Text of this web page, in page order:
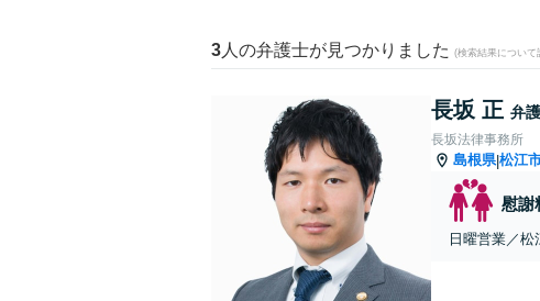
3 人の弁護士が見つかりました (検索結果について
長坂 正 弁
長坂法律事務所
島根県|松江
慰謝
日曜営業／